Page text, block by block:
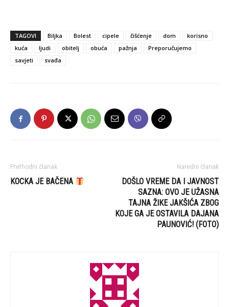
TAGOVI Biljka Bolest cipele čišćenje dom
korisno
kuća
ljudi obitelj obuća pažnja
Preporučujemo
savjeti
svađa
Prethodni članak
KOCKA JE BAČENA
Naredni članak
DOŠLO VREME DA I JAVNOST
SAZNA: OVO JE UŽASNA
TAJNA ŽIKE JAKŠIĆA ZBOG
KOJE GA JE OSTAVILA DAJANA
PAUNOVIĆ! (FOTO)